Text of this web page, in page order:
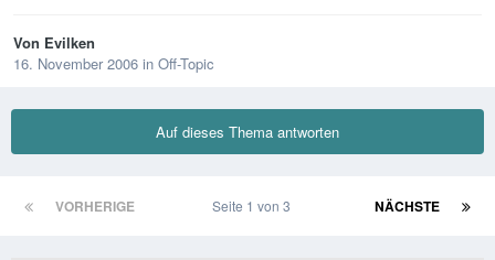
Von Evilken
16. November 2006 in Off-Topic
Auf dieses Thema antworten
VORHERIGE NÄCHSTE
Seite 1 von 3